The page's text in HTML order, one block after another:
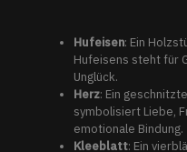
Hufeisen: Ein
Hufeisens steht für
Unglück.
Herz: Ein
symbolisiert Liebe,
emotionale Bindung.
Kleeblatt: Ein